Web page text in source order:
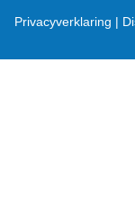
Privacyverklaring |